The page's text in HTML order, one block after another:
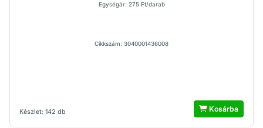
Készlet: 142 db
Egységár: 275 Ft/darab
Cikkszám: 3040001436008
Kosárba